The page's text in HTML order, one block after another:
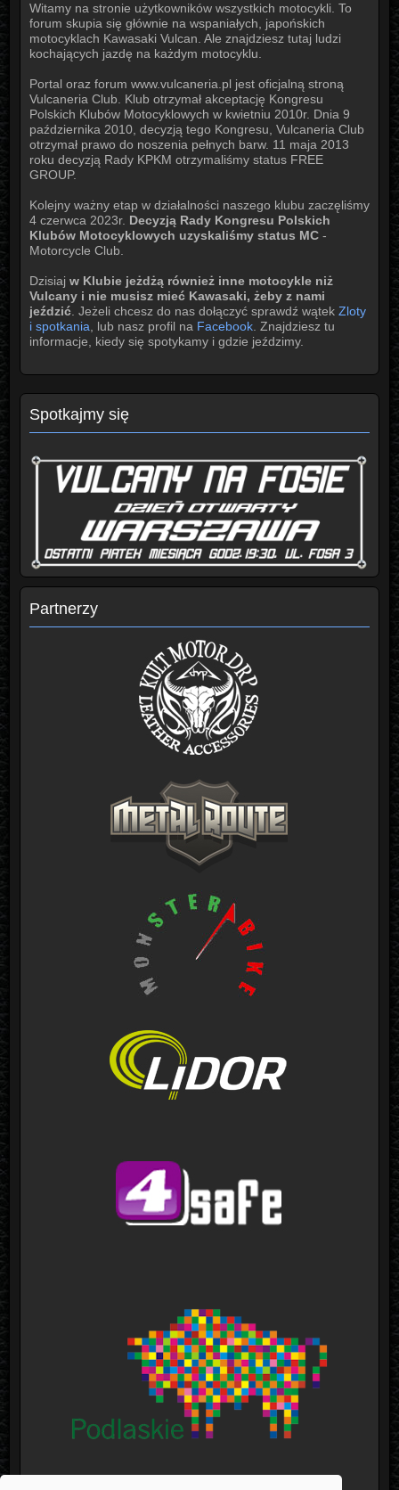
Witamy na stronie użytkowników wszystkich motocykli. To
forum skupia się głównie na wspaniałych, japońskich
motocyklach Kawasaki Vulcan. Ale znajdziesz tutaj ludzi
kochających jazdę na każdym motocyklu.
Portal oraz forum www.vulcaneria.pl jest oficjalną stroną
Vulcaneria Club. Klub otrzymał akceptację Kongresu
Polskich Klubów Motocyklowych w kwietniu 2010r. Dnia 9
października 2010, decyzją tego Kongresu, Vulcaneria Club
otrzymał prawo do noszenia pełnych barw. 11 maja 2013
roku decyzją Rady KPKM otrzymaliśmy status FREE
GROUP.
Kolejny ważny etap w działalności naszego klubu zaczęliśmy
4 czerwca 2023r. Decyzją Rady Kongresu Polskich
Klubów Motocyklowych uzyskaliśmy status MC-
Motorcycle Club.
Dzisiaj w Klubie jeżdżą również inne motocykle niż
Vulcany i nie musisz mieć Kawasaki, żeby z nami
jeździć. Jeżeli chcesz do nas dołączyć sprawdź wątek Zloty
i spotkania , lub nasz profil na Facebook. Znajdziesz tu
informacje, kiedy się spotykamy i gdzie jeździmy.
Spotkajmy się
Partnerzy